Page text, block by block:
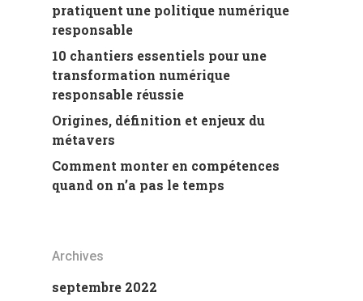
pratiquent une politique numérique
responsable
10 chantiers essentiels pour une
transformation numérique
responsable réussie
Origines, définition et enjeux du
métavers
Comment monter en compétences
quand on n’a pas le temps
Archives
septembre 2022